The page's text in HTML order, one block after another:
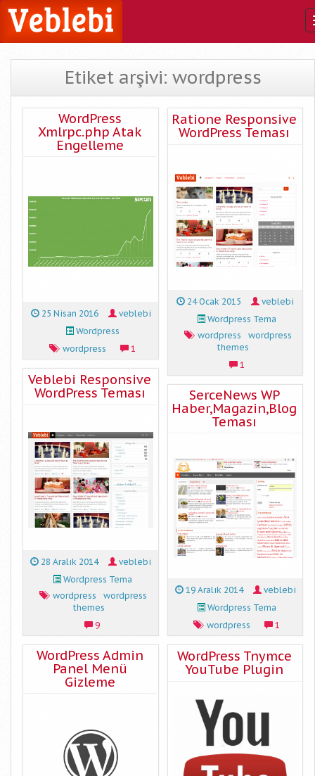
Etiket arşivi: wordpress
WordPress
Xmlrpc.php Atak
Engelleme
25 Nisan 2016
veblebi
Wordpress
wordpress
1
Veblebi Responsive
WordPress Teması
28 Aralık 2014
veblebi
Wordpress Tema
wordpress
wordpress
themes
9
WordPress Admin
Panel Menü
Gizleme
Ratione Responsive
WordPress Teması
24 Ocak 2015
veblebi
Wordpress Tema
wordpress
wordpress
themes
1
SerceNews WP
Haber,Magazin,Blog
Teması
19 Aralık 2014
veblebi
Wordpress Tema
wordpress
1
WordPress Tnymce
YouTube Plugin